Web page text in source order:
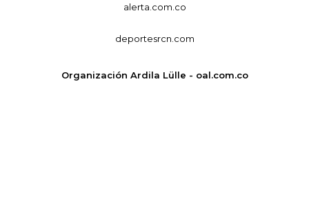
alerta.com.co
deportesrcn.com
Organización Ardila Lülle - oal.com.co